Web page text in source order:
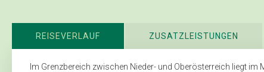
REISEVERLAUF ZUSATZLEISTUNGEN
Im Grenzbereich zwischen Nieder- und Oberösterreich liegt